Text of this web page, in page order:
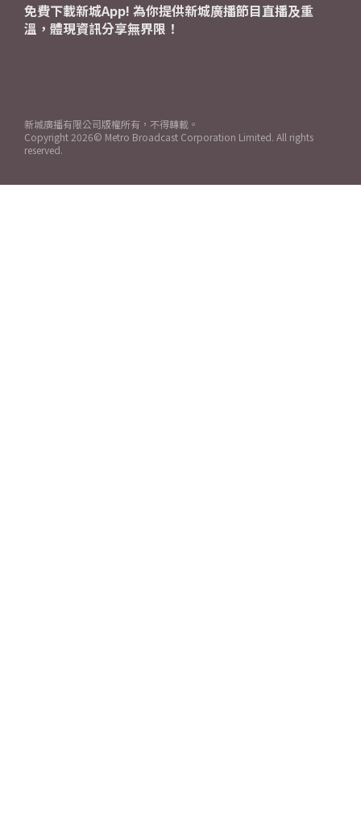
免費下載新城App! 為你提供新城廣播節目直播及重
溫，體現資訊分享無界限！
新城廣播有限公司版權所有，不得轉載。
Copyright 2026© Metro Broadcast Corporation Limited. All rights
reserved.